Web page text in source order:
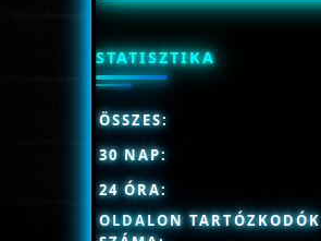
STATISZTIKA
OLDALON TARTÓZKODÓK
ÖSSZES:
30 NAP:
24 ÓRA: